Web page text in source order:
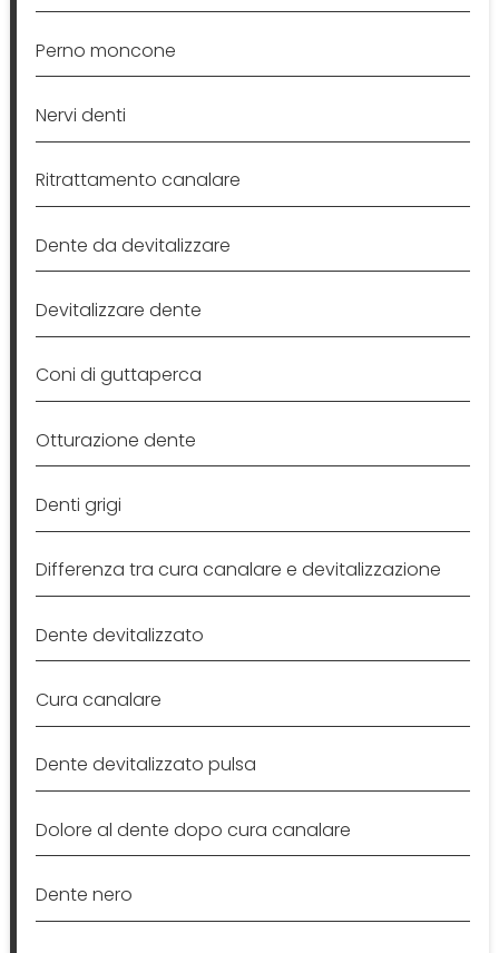
Perno moncone
Nervi denti
Ritrattamento canalare
Dente da devitalizzare
Devitalizzare dente
Coni di guttaperca
Otturazione dente
Denti grigi
Differenza tra cura canalare e devitalizzazione
Dente devitalizzato
Cura canalare
Dente devitalizzato pulsa
Dolore al dente dopo cura canalare
Dente nero